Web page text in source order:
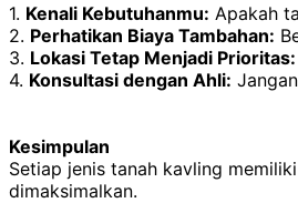
1. Kenali Kebutuhanmu: Apakah
2. Perhatikan Biaya Tambahan:
3. Lokasi Tetap Menjadi Prioritas:
4. Konsultasi dengan Ahli:
Kesimpulan
Setiap jenis tanah kavling
dimaksimalkan.